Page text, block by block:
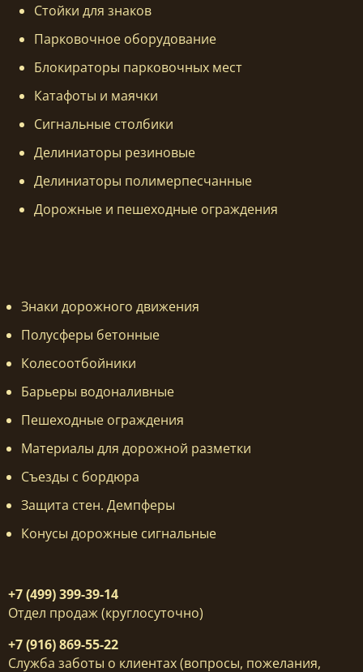
Стойки для знаков
Парковочное оборудование
Блокираторы парковочных мест
Катафоты и маячки
Сигнальные столбики
Делиниаторы резиновые
Делиниаторы полимерпесчанные
Дорожные и пешеходные ограждения
Знаки дорожного движения
Полусферы бетонные
Колесоотбойники
Барьеры водоналивные
Пешеходные ограждения
Материалы для дорожной разметки
Съезды с бордюра
Защита стен. Демпферы
Конусы дорожные сигнальные
+7 (499) 399-39-14
Отдел продаж (круглосуточно)
+7 (916) 869-55-22
Служба заботы о клиентах (вопросы, пожелания,